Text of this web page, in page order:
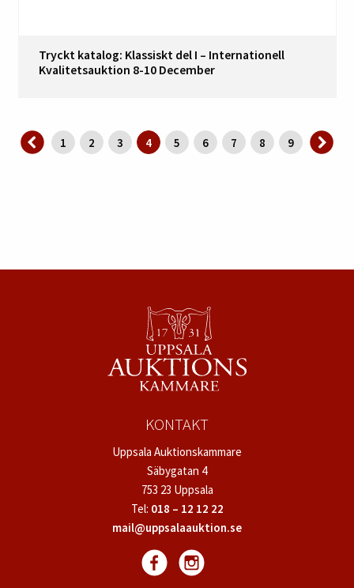
Tryckt katalog: Klassiskt del I – Internationell
Kvalitetsauktion 8-10 December
1 2 3 4 5 6 7 8 9
KONTAKT
Uppsala Auktionskammare
Säbygatan 4
753 23 Uppsala
Tel: 018 – 12 12 22
mail@uppsalaauktion.se